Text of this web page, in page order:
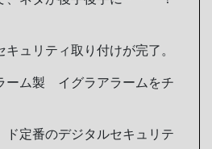
ュリティ取り付けが完了。
ーム製 イグラアラームをチ
ド定番のデジタルセキュリテ